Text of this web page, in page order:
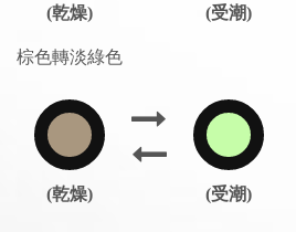
(乾燥) (受潮)
棕色轉淡綠色
(乾燥) (受潮)